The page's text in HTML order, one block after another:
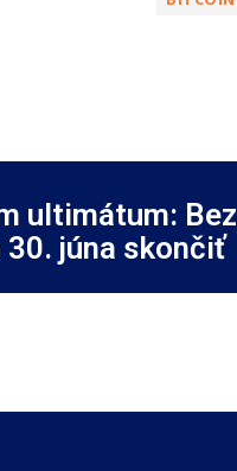
ultimátum: Bez
júna skončiť